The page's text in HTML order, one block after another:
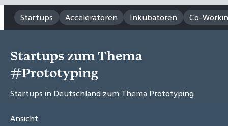
Startups Acceleratoren Inkubatoren Co-
Startups zum Thema
#Prototyping
Startups in Deutschland zum Thema Prototyping
Ansicht